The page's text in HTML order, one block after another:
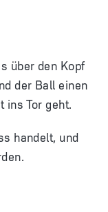
über den Kopf
der Ball einen
ins Tor geht.
handelt, und